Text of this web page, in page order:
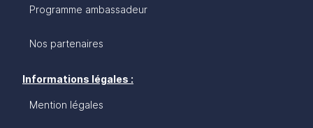
Programme ambassadeur
Nos partenaires
Informations légales :
Mention légales